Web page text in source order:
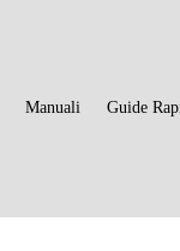
Manuali Guide